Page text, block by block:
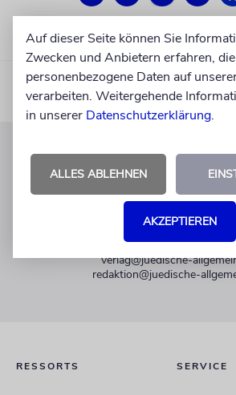
KUNDENSERVICE
+49 30 275833 0
Mo-Do 9-17 Uhr
verlag@juedische-
redaktion@juedische-
RESSORTS SERVICE
Auf dieser Seite können Sie
Zwecken und Anbietern erfahren, die
personenbezogene Daten auf
verarbeiten. Weitergehende
in unserer Datenschutzerklärung.
ALLES ABLEHNEN
AKZEPTIEREN